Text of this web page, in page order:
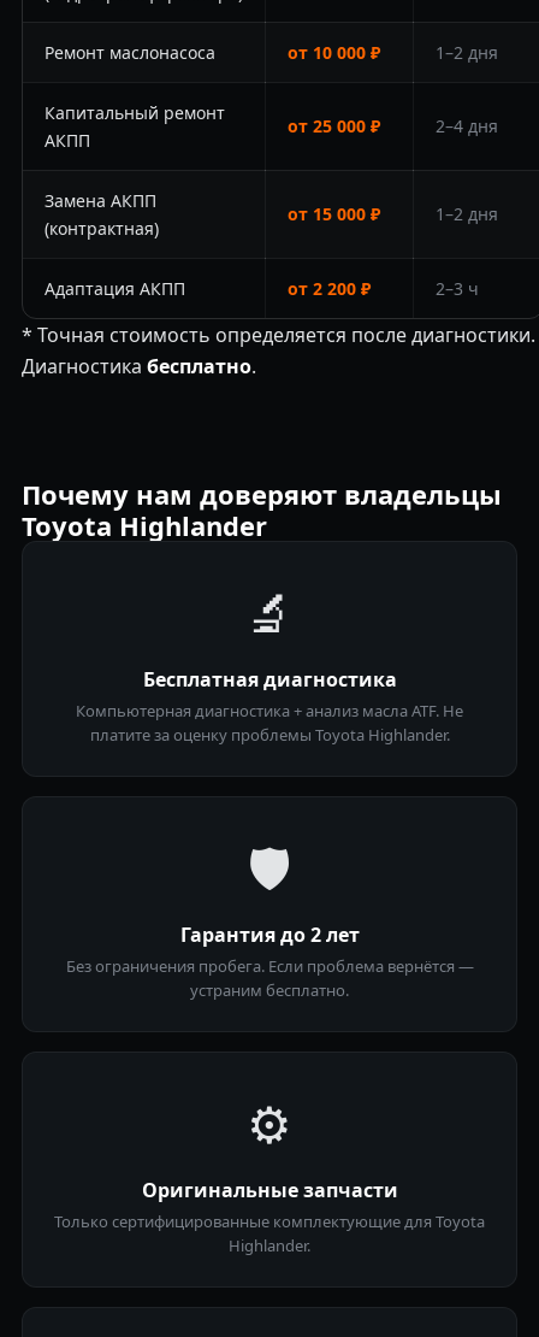
Ремонт маслонасоса от 10 000 ₽ 1–2 дня
Капитальный ремонт
АКПП
от 25 000 ₽ 2–4 дня
Замена АКПП
(контрактная)
от 15 000 ₽ 1–2 дня
Адаптация АКПП от 2 200 ₽ 2–3 ч
* Точная стоимость определяется после диагностики.
Диагностика бесплатно.
Почему нам доверяют владельцы
Toyota Highlander
🔬
Бесплатная диагностика
Компьютерная диагностика + анализ масла ATF. Не
платите за оценку проблемы Toyota Highlander.
🛡
Гарантия до 2 лет
Без ограничения пробега. Если проблема вернётся —
устраним бесплатно.
⚙️
Оригинальные запчасти
Только сертифицированные комплектующие для Toyota
Highlander.